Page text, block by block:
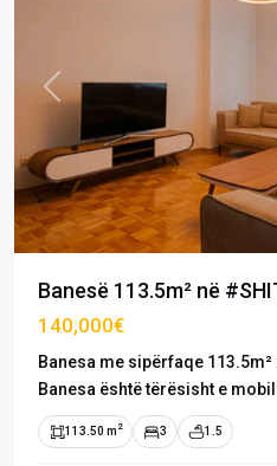
Previous
Banesë 113.5m² në
140,000€
Banesa me sipërfaqe
Banesa është tërësisht e
113.50 m 2 3 1.5